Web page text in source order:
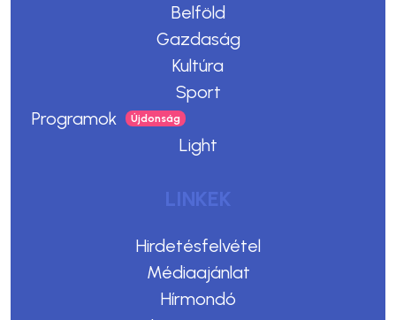
Belföld
Gazdaság
Kultúra
Sport
Programok
Light
LINKEK
Hirdetésfelvétel
Médiaajánlat
Hírmondó